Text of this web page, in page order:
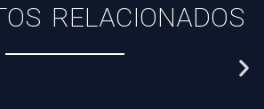
RELACIONADOS